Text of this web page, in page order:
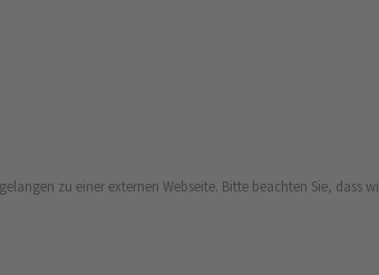
zu einer externen Webseite. Bitte beachten Sie,